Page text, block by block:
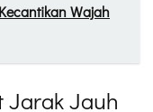
Wajah
Jarak Jauh